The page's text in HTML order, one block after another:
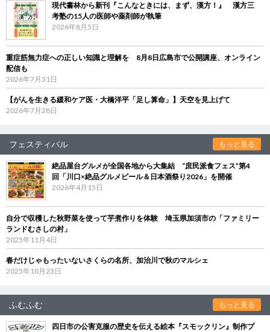
現代書林から新刊『こんなときには、まず、漢方！』 漢方三
考塾の15人の医師や薬剤師が執筆
2026年8月5日
重症筋無力症への正しい知識と理解を 8月8日広島市で公開講座、オンライン
配信も
2026年7月31日
【がんを生きる緩和ケア医・大橋洋平「足し算命」】天空を見上げて
2026年7月28日
フェスティバル もっと見る
絶品屋台グルメが全国各地から大集結 “庶民派食フェス”第4
回「川口×絶品グルメビール＆日本酒祭り2026」を開催
2026年4月15日
自分で収穫した秋野菜を使って芋煮作りを体験 埼玉県加須市の「ファミリー
ランドむさしの村」
2025年11月4日
春だけじゃもったいないさくらの名所、加治川で秋のマルシェ
2025年10月23日
ふむふむ もっと見る
四日市の公害克服の歴史を伝える絵本『スモックリン』制作プ